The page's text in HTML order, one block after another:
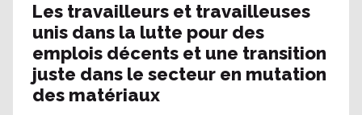
Les travailleurs et travailleuses
unis dans la lutte pour des
emplois décents et une transition
juste dans le secteur en mutation
des matériaux